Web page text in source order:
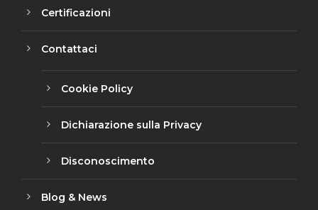
Certificazioni
Contattaci
Cookie Policy
Dichiarazione sulla Privacy
Disconoscimento
Blog & News